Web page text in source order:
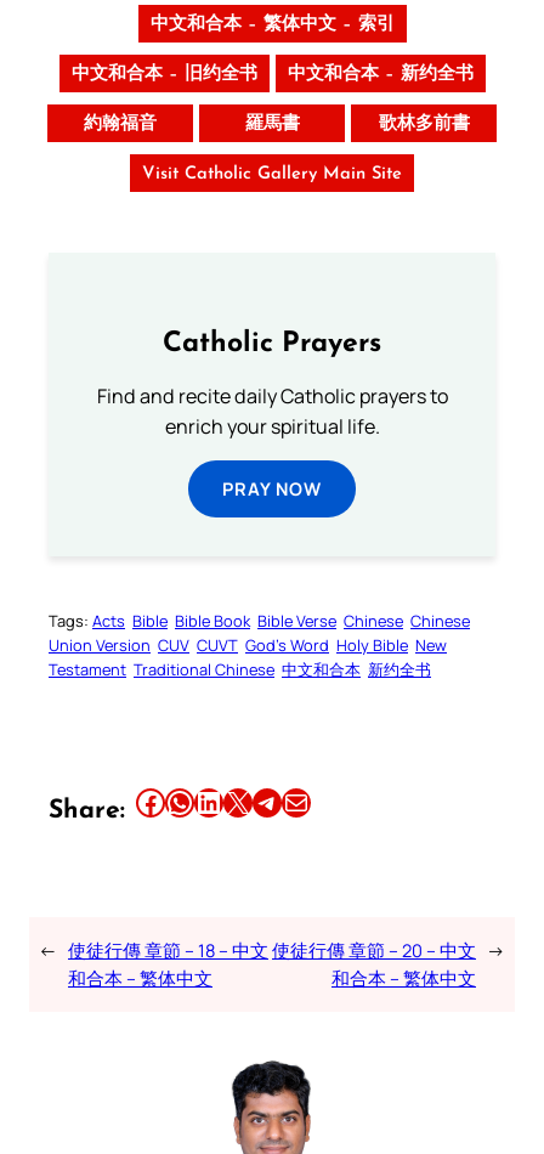
中文和合本 – 繁体中文 – 索引
中文和合本 – 旧约全书 中文和合本 – 新约全书
約翰福音 羅馬書 歌林多前書
Visit Catholic Gallery Main Site
Catholic Prayers
Find and recite daily Catholic prayers to
enrich your spiritual life.
PRAY NOW
Tags: Acts Bible Bible Book Bible Verse Chinese Chinese
Union Version CUV CUVT God’s Word Holy Bible New
Testament Traditional Chinese 中文和合本 新约全书
Share: Share this article on Facebook Share this article on WhatsApp Share this article on LinkedIn Share this article on X Share this article on TelegramEmail this Article
← 使徒行傳 章節 – 18 – 中文
和合本 – 繁体中文
使徒行傳 章節 – 20 – 中文
和合本 – 繁体中文
→